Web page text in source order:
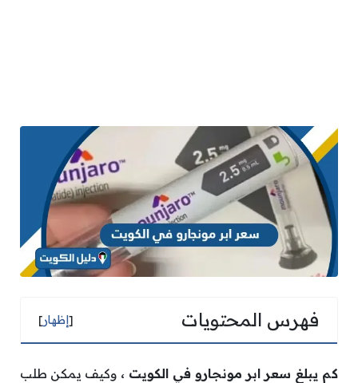
فهرس المحتويات [إظهار]
كم يبلغ سعر ابر مونجارو في الكويت ، وكيف يمكن طلب